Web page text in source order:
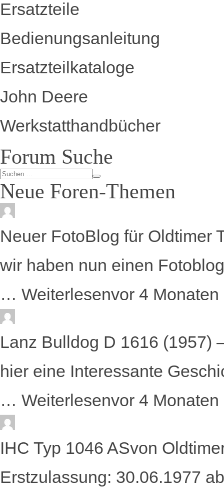
Ersatzteile
Bedienungsanleitung
Ersatzteilkataloge
John Deere
Werkstatthandbücher
Forum Suche
Neue Foren-Themen
Neuer FotoBlog für Oldtimer
wir haben nun einen
… Weiterlesenvor 4 Monaten
Lanz Bulldog D 1616 (1957)
hier eine Interessante
… Weiterlesenvor 4 Monaten
IHC Typ 1046 ASvon
Erstzulassung: 30.06.1977